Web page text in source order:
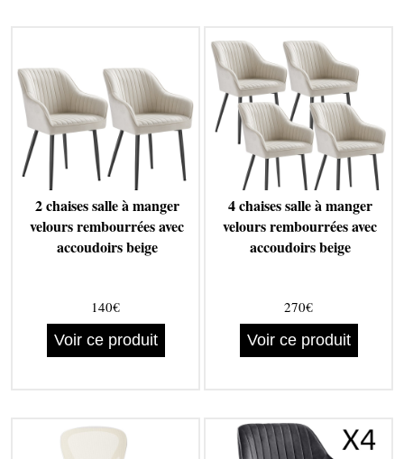
2 chaises salle à manger
velours rembourrées avec
accoudoirs beige
140€
Voir ce produit
4 chaises salle à manger
velours rembourrées avec
accoudoirs beige
270€
Voir ce produit